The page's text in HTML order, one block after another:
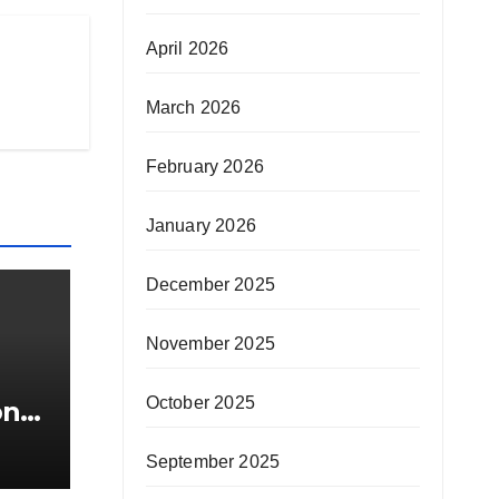
April 2026
March 2026
February 2026
January 2026
December 2025
November 2025
October 2025
September 2025